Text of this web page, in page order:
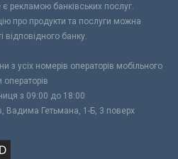
є рекламою банківських послуг.
про продукти та послуги можна
відповідного банку.
з усіх номерів операторів мобільного
операторів
з 09:00 до 18:00
Вадима Гетьмана, 1-Б, 3 поверх